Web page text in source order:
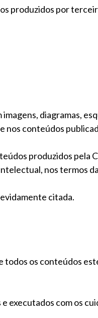
produzidos por
diagramas,
nos conteúdos
produzidos pela
nos termos
citada.
todos os conteúdos
executados com os